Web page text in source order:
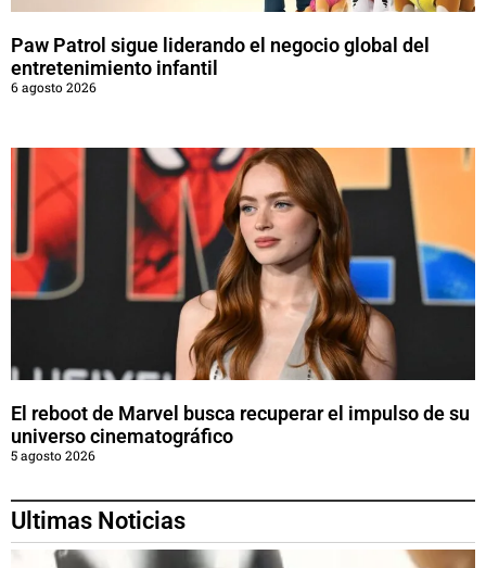
Paw Patrol sigue liderando el negocio global del
entretenimiento infantil
6 agosto 2026
El reboot de Marvel busca recuperar el impulso de su
universo cinematográfico
5 agosto 2026
Ultimas Noticias